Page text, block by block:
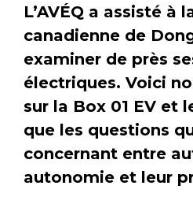
L’AVÉQ a assisté à
canadienne de
examiner de près
électriques. Voici
sur la Box 01 EV et
que les questions
concernant entre
autonomie et leur